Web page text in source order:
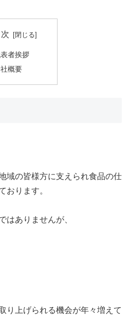
次
者挨拶
概要
域の皆様方に支えられ食品の仕
おります。
はありませんが、
り上げられる機会が年々増えて